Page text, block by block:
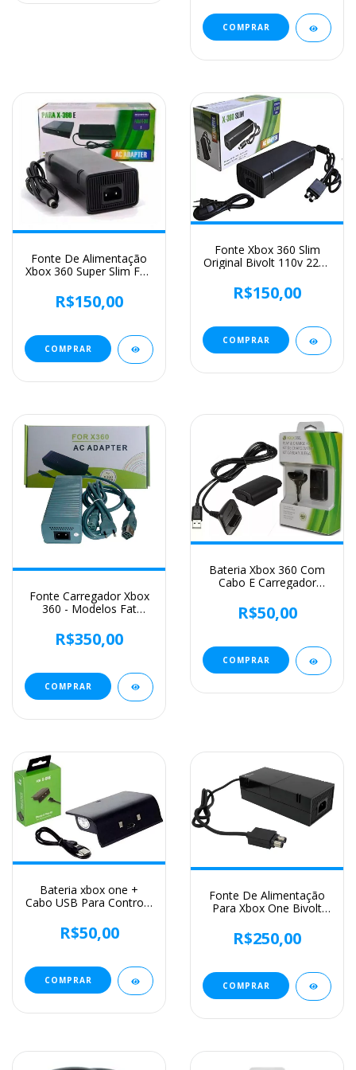
Fonte De Alimentação
Xbox 360 Super Slim Feir
- Bivolt
R$150,00
Fonte Xbox 360 Slim
Original Bivolt 110v 220v
R$150,00
Fonte Carregador Xbox
360 - Modelos Fat
Jasper
R$350,00
Bateria Xbox 360 Com
Cabo E Carregador
R$50,00
Bateria xbox one +
Cabo USB Para Controle
R$50,00
Fonte De Alimentação
Para Xbox One Bivolt
R$250,00